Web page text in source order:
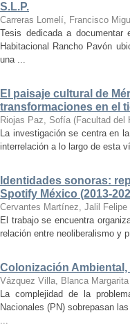
S.L.P.
Carreras Lomelí, Francisco
Tesis dedicada a
Habitacional Rancho Pavón
una ...
El paisaje cultural de
transformaciones en el
Riojas Paz, Sofía (Facultad del
La investigación se centra en
interrelación a lo largo de esta
Identidades sonoras:
Spotify México (2013-
Cervantes Martínez, Jalil Felipe
El trabajo se encuentra
relación entre neoliberalismo y
Colonización
Vázquez Villa, Blanca Margarita
La complejidad de la
Nacionales (PN) sobrepasan
...